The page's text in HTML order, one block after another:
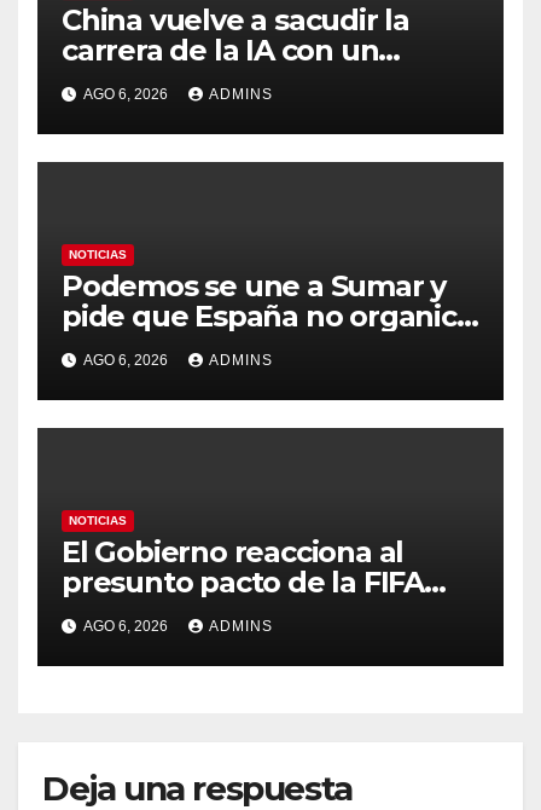
China vuelve a sacudir la
carrera de la IA con un
modelo capaz de trabajar
durante días sin intervención
humana
AGO 6, 2026 ADMINS
NOTICIAS
Podemos se une a Sumar y
pide que España no organice
el Mundial 2030 con
Marruecos por «atentar
contra la soberanía nacional»
AGO 6, 2026 ADMINS
NOTICIAS
El Gobierno reacciona al
presunto pacto de la FIFA
con Marruecos para acoger
la final del Mundial 2030:
«Tiene que ser en España»
AGO 6, 2026 ADMINS
Deja una respuesta